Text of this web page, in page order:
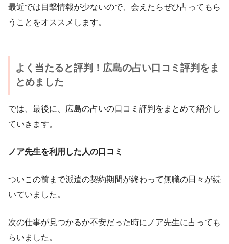
最近では目撃情報が少ないので、会えたらぜひ占ってもら
うことをオススメします。
よく当たると評判！広島の占い口コミ評判をま
とめました
では、最後に、広島の占いの口コミ評判をまとめて紹介し
ていきます。
ノア先生を利用した人の口コミ
ついこの前まで派遣の契約期間が終わって無職の日々が続
いていました。
次の仕事が見つかるか不安だった時にノア先生に占っても
らいました。